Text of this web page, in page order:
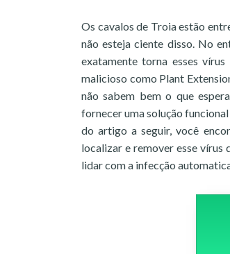
Os cavalos de Troia estão
não esteja ciente disso. No
exatamente torna esses
malicioso como Plant
não sabem bem o que
fornecer uma solução
do artigo a seguir, você
localizar e remover esse vírus
lidar com a infecção